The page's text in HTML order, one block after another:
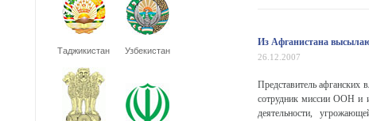
Таджикистан Узбекистан
Из Афганистана
26.12.2007
Представитель афганских
сотрудник миссии ООН и
деятельности,